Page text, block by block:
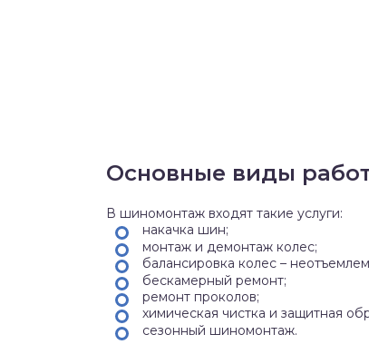
Основные виды
В шиномонтаж входят такие услуги:
накачка шин;
монтаж и демонтаж колес;
балансировка колес –
бескамерный ремонт;
ремонт проколов;
химическая чистка и защитная
сезонный шиномонтаж.